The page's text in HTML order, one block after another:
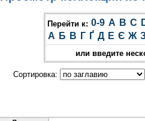
Перейти к: 0-9 A B C
А Б В Г Ґ Д Е Є Ж
или введите
Сортировка: